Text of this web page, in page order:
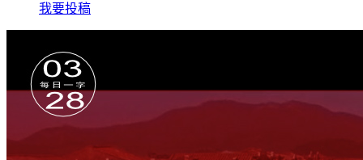
我要投稿